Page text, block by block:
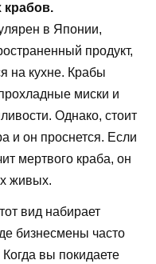
крабов.
в Японии,
продукт,
на кухне. Крабы
миски и
Однако, стоит
и он проснется. Если
мертвого краба, он
живых.
вид набирает
бизнесмены часто
вы покидаете